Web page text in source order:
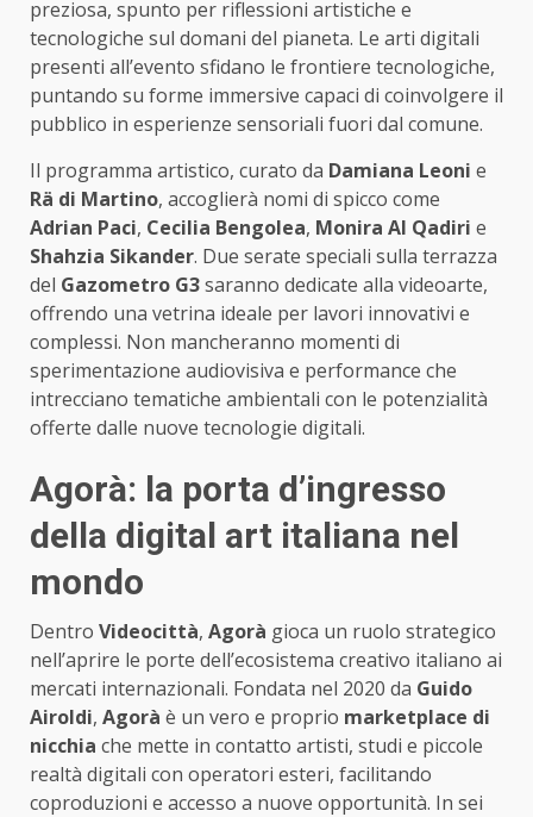
preziosa, spunto per riflessioni artistiche e
tecnologiche sul domani del pianeta. Le arti digitali
presenti all’evento sfidano le frontiere tecnologiche,
puntando su forme immersive capaci di coinvolgere il
pubblico in esperienze sensoriali fuori dal comune.
Il programma artistico, curato da Damiana Leoni e
Rä di Martino, accoglierà nomi di spicco come
Adrian Paci, Cecilia Bengolea, Monira Al Qadiri e
Shahzia Sikander. Due serate speciali sulla terrazza
del Gazometro G3saranno dedicate alla videoarte,
offrendo una vetrina ideale per lavori innovativi e
complessi. Non mancheranno momenti di
sperimentazione audiovisiva e performance che
intrecciano tematiche ambientali con le potenzialità
offerte dalle nuove tecnologie digitali.
Agorà: la porta d’ingresso
della digital art italiana nel
mondo
Dentro Videocittà, Agorà gioca un ruolo strategico
nell’aprire le porte dell’ecosistema creativo italiano ai
mercati internazionali. Fondata nel 2020 da Guido
Airoldi, Agorà è un vero e proprio marketplace di
nicchia che mette in contatto artisti, studi e piccole
realtà digitali con operatori esteri, facilitando
coproduzioni e accesso a nuove opportunità. In sei